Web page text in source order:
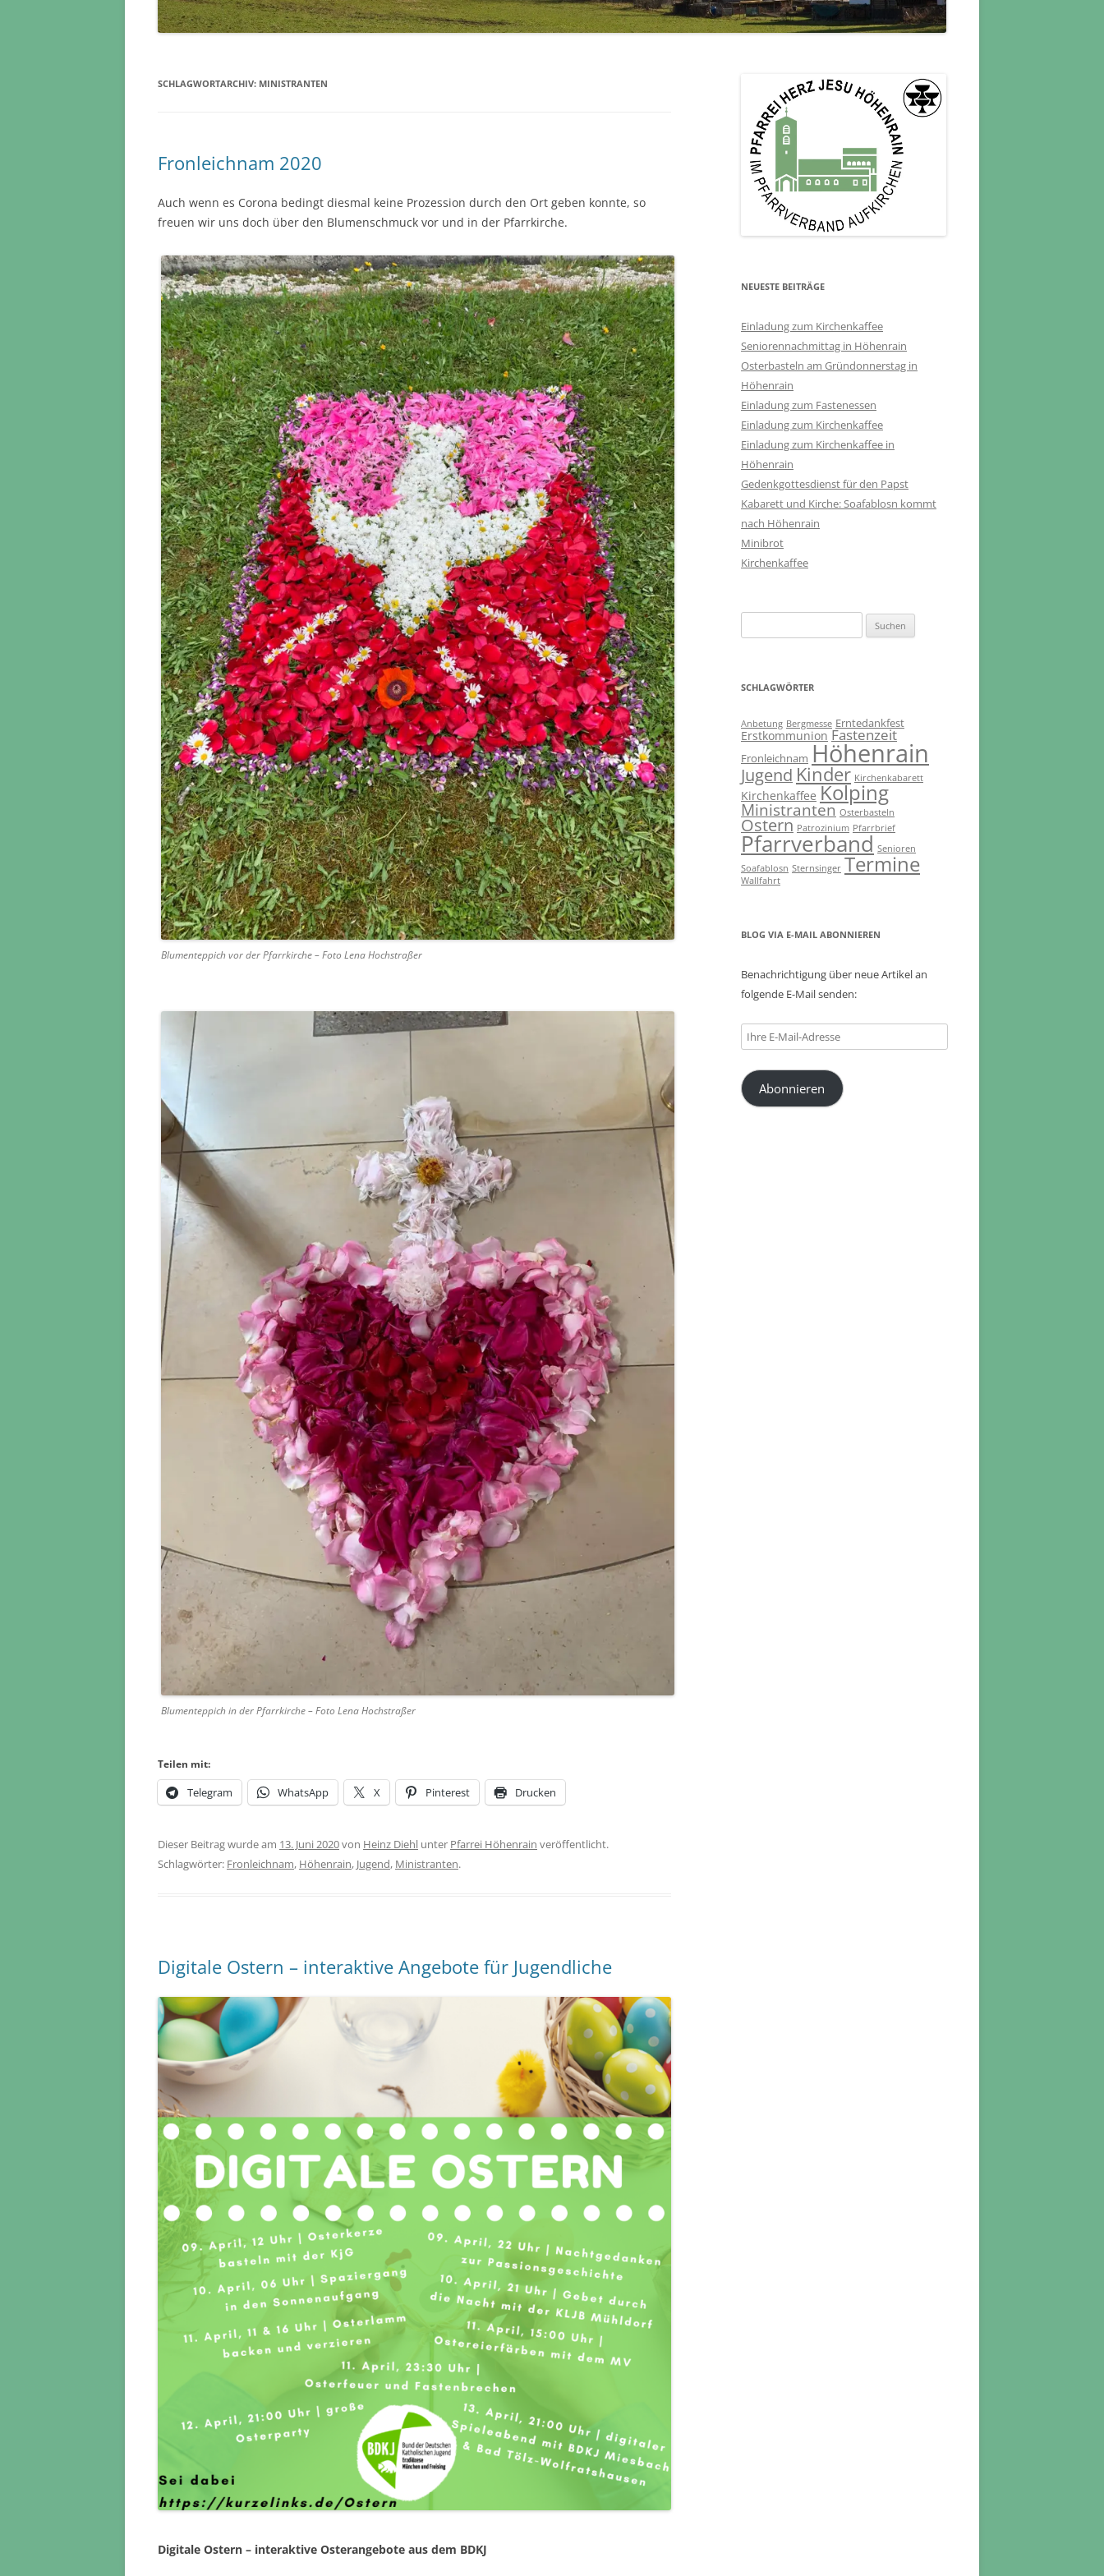
SCHLAGWORTARCHIV: MINISTRANTEN
Fronleichnam 2020
Auch wenn es Corona bedingt diesmal keine Prozession durch den Ort geben konnte, so
freuen wir uns doch über den Blumenschmuck vor und in der Pfarrkirche.
Blumenteppich vor der Pfarrkirche – Foto Lena Hochstraßer
Blumenteppich in der Pfarrkirche – Foto Lena Hochstraßer
Teilen mit:
Telegram WhatsApp X Pinterest Drucken
Dieser Beitrag wurde am 13. Juni 2020von Heinz Diehl unter Pfarrei Höhenrain veröffentlicht.
Schlagwörter: Fronleichnam, Höhenrain, Jugend, Ministranten.
Digitale Ostern – interaktive Angebote für Jugendliche
Digitale Ostern – interaktive Osterangebote aus dem BDKJ
NEUESTE BEITRÄGE
Einladung zum Kirchenkaffee
Seniorennachmittag in Höhenrain
Osterbasteln am Gründonnerstag in
Höhenrain
Einladung zum Fastenessen
Einladung zum Kirchenkaffee
Einladung zum Kirchenkaffee in
Höhenrain
Gedenkgottesdienst für den Papst
Kabarett und Kirche: Soafablosn kommt
nach Höhenrain
Minibrot
Kirchenkaffee
nach:
SCHLAGWÖRTER
Anbetung Bergmesse Erntedankfest
Erstkommunion Fastenzeit
Fronleichnam Höhenrain
Jugend Kinder Kirchenkabarett
Kirchenkaffee Kolping
Ministranten Osterbasteln
Ostern Patrozinium Pfarrbrief
Pfarrverband Senioren
Soafablosn Sternsinger Termine
Wallfahrt
BLOG VIA E-MAIL ABONNIEREN
Benachrichtigung über neue Artikel an
folgende E-Mail senden:
Ihre
E-
Mail-
AdresseAbonnieren